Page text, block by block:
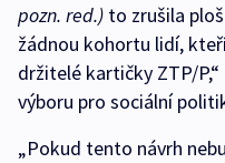
pozn. red.) to zrušila
žádnou kohortu lidí,
držitelé kartičky ZTP/
výboru pro sociální
„Pokud tento návrh